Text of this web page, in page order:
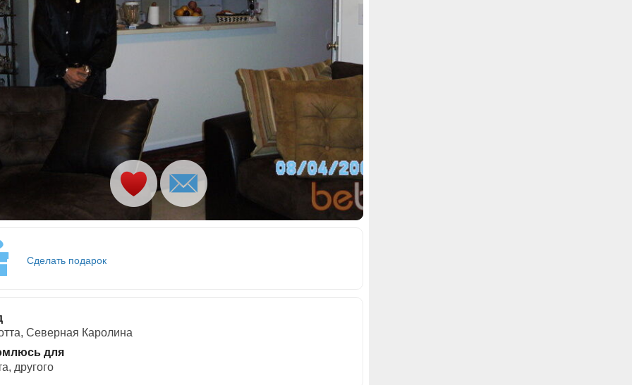
Сделать подарок
Северная Каролина
для
другого